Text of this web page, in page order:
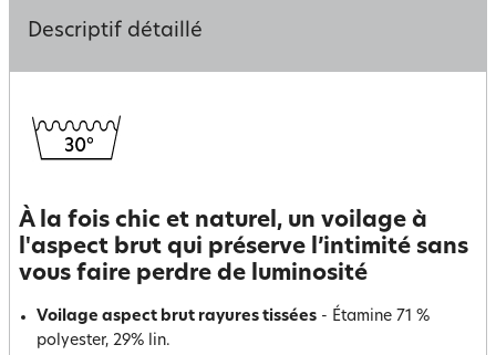
Descriptif détaillé
À la fois chic et naturel, un voilage à
l'aspect brut qui préserve l’intimité sans
vous faire perdre de luminosité
Voilage aspect brut rayures tissées - Étamine 71 %
polyester, 29% lin.